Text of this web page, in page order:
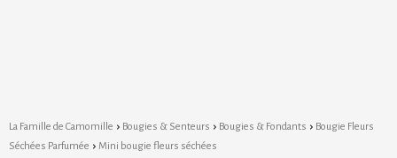
La Famille de Camomille Bougies & Senteurs Bougies & Fondants
Bougie Fleurs
Séchées Parfumée
Mini bougie fleurs séchées